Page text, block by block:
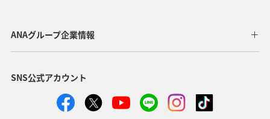
ANAグループ企業情報
SNS公式アカウント